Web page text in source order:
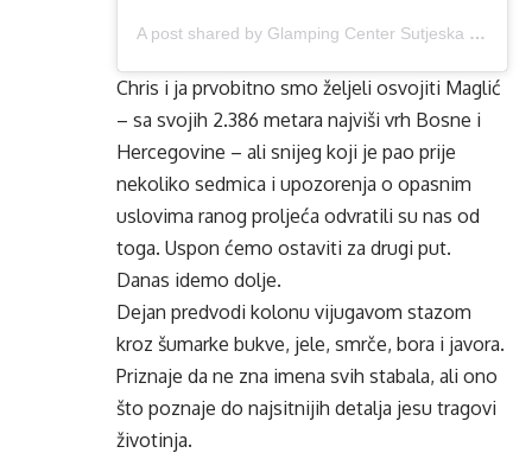
A post shared by Glamping Center Sutjeska | Family run bussines | Everyday tour (@zelengora.ba)
Chris i ja prvobitno smo željeli osvojiti Maglić
– sa svojih 2.386 metara najviši vrh Bosne i
Hercegovine – ali snijeg koji je pao prije
nekoliko sedmica i upozorenja o opasnim
uslovima ranog proljeća odvratili su nas od
toga. Uspon ćemo ostaviti za drugi put.
Danas idemo dolje.
Dejan predvodi kolonu vijugavom stazom
kroz šumarke bukve, jele, smrče, bora i javora.
Priznaje da ne zna imena svih stabala, ali ono
što poznaje do najsitnijih detalja jesu tragovi
životinja.